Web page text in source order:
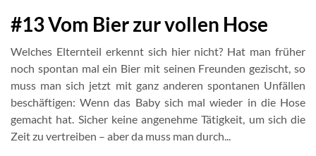
#13 Vom Bier zur vollen Hose
Welches Elternteil erkennt sich hier nicht? Hat man früher
noch spontan mal ein Bier mit seinen Freunden gezischt, so
muss man sich jetzt mit ganz anderen spontanen Unfällen
beschäftigen: Wenn das Baby sich mal wieder in die Hose
gemacht hat. Sicher keine angenehme Tätigkeit, um sich die
Zeit zu vertreiben – aber da muss man durch...